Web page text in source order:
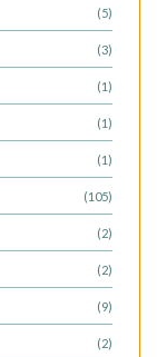
(5)
(3)
(1)
(1)
(1)
(105)
(2)
(2)
(9)
(2)